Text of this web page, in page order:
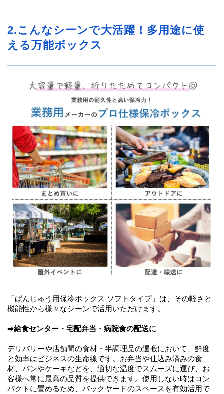
2.こんなシーンで大活躍！多用途に使
える万能ボックス
「ばんじゅう用保冷ボックス ソフトタイプ」は、その軽さと
機能性から様々なシーンで活用いただけます。
➡給食センター・宅配弁当・病院食の配送に
デリバリーや店舗間の食材・半調理品の運搬において、鮮度
と効率はビジネスの生命線です。お弁当や仕込み済みの食
材、パンやケーキなどを、適切な温度でスムーズに運び、お
客様へ常に最高の品質を提供できます。使用しない時はコン
パクトに畳めるため、バックヤードのスペースを有効活用で